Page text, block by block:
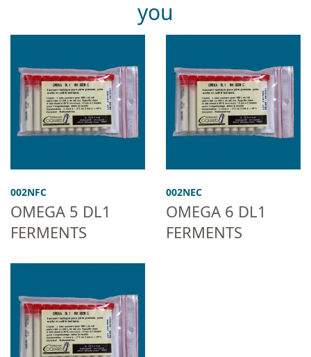
you
002NFC
OMEGA 5 DL1
FERMENTS
002NEC
OMEGA 6 DL1
FERMENTS